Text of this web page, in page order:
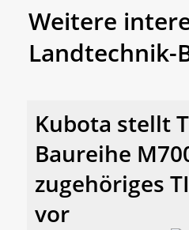
Weitere
Landtechnik-
Kubota stellt
Baureihe
zugehöriges
vor